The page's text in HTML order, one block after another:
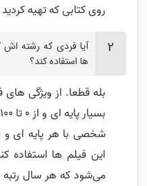
روی کتابی که تهیه کردید
آیا فردی که رشته اش
ها استفاده کند؟
بله قطعا. از ویژگی
شخصی با هر پایه ای و
این فیلم ها استفاده
می‌شود که هر سال رتبه